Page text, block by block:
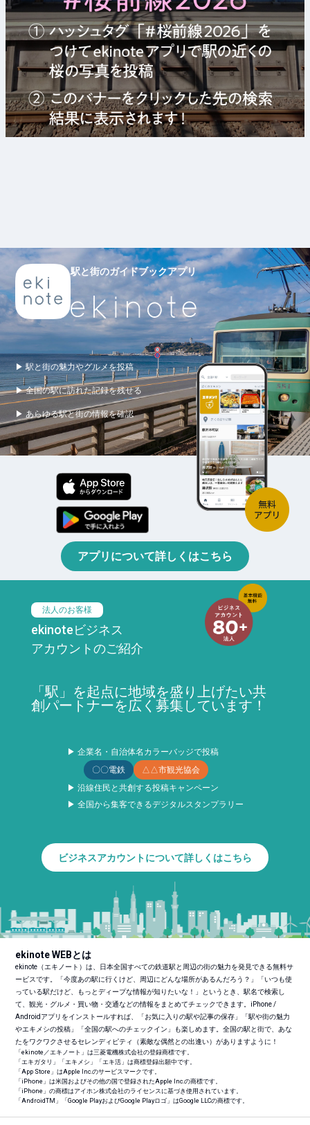
駅と街のガイドブックアプリ
▶ 駅と街の魅力やグルメを投稿
▶ 全国の駅に訪れた記録を残せる
▶ あらゆる駅と街の情報を確認
アプリについて詳しくはこちら
法人のお客様
ekinoteビジネス
アカウントのご紹介
「駅」を起点に地域を盛り上げたい共
創パートナーを広く募集しています！
▶ 企業名・自治体名カラーバッジで投稿
〇〇電鉄
△△市観光協会
▶ 沿線住民と共創する投稿キャンペーン
▶ 全国から集客できるデジタルスタンプラリー
ビジネスアカウントについて詳しくはこちら
ekinote WEBとは
ekinote（エキノート）は、日本全国すべての鉄道駅と周辺の街の魅力を発見できる無料サ
ービスです。「今度あの駅に行くけど、周辺にどんな場所があるんだろう？」「いつも使
っている駅だけど、もっとディープな情報が知りたいな！」というとき、駅名で検索し
て、観光・グルメ・買い物・交通などの情報をまとめてチェックできます。iPhone /
Androidアプリをインストールすれば、「お気に入りの駅や記事の保存」「駅や街の魅力
やエキメシの投稿」「全国の駅へのチェックイン」も楽しめます。全国の駅と街で、あな
たをワクワクさせるセレンディピティ（素敵な偶然との出逢い）がありますように！
「ekinote／エキノート」は三菱電機株式会社の登録商標です。
「エキガタリ」「エキメシ」「エキ活」は商標登録出願中です。
「App Store」はApple Inc.のサービスマークです。
「iPhone」は米国およびその他の国で登録されたApple Inc.の商標です。
「iPhone」の商標はアイホン株式会社のライセンスに基づき使用されています。
「AndroidTM 」「Google PlayおよびGoogle Playロゴ」はGoogle LLCの商標です。